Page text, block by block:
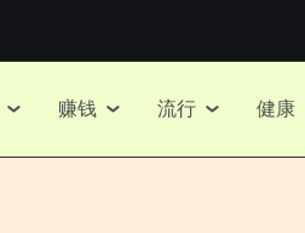
赚钱 流行 健康